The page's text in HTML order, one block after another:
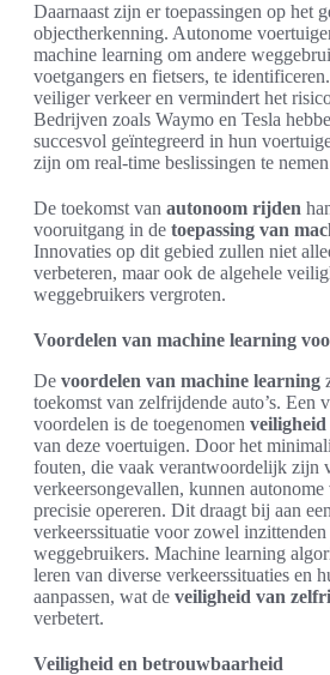
Daarnaast zijn er toepassingen op het
objectherkenning. Autonome
machine learning om andere
voetgangers en fietsers, te
veiliger verkeer en vermindert het
Bedrijven zoals Waymo en Tesla
succesvol geïntegreerd in hun
zijn om real-time beslissingen te
De toekomst van autonoom rijden
vooruitgang in de toepassing van
Innovaties op dit gebied zullen niet
verbeteren, maar ook de algehele
weggebruikers vergroten.
Voordelen van machine learning
De voordelen van machine learning
toekomst van zelfrijdende auto’s. Een
voordelen is de toegenomen veiligheid
van deze voertuigen. Door het
fouten, die vaak verantwoordelijk zijn
verkeersongevallen, kunnen
precisie opereren. Dit draagt bij aan
verkeerssituatie voor zowel inzittenden
weggebruikers. Machine learning
leren van diverse verkeerssituaties en
aanpassen, wat de veiligheid van
verbetert.
Veiligheid en betrouwbaarheid